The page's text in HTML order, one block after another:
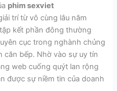
phim sexviet
trí từ vô cùng lâu năm
kết phần đông thường
cục trong nghành chủng
căn bếp. Nhờ vào sự uy tín
web cuống quýt lan rộng
được sự niềm tin của doanh